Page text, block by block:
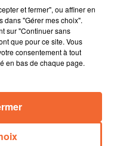
5 min 54 sec
et fermer", ou affiner en
dans "Gérer mes choix".
sur "Continuer sans
que pour ce site. Vous
consentement à tout
en bas de chaque page.